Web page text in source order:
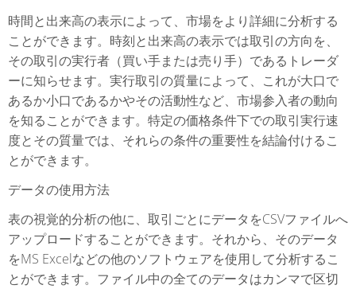
時間と出来高の表示によって、市場をより詳細に分析する
ことができます。時刻と出来高の表示では取引の方向を、
その取引の実行者（買い手または売り手）であるトレーダ
ーに知らせます。実行取引の質量によって、これが大口で
あるか小口であるかやその活動性など、市場参入者の動向
を知ることができます。特定の価格条件下での取引実行速
度とその質量では、それらの条件の重要性を結論付けるこ
とができます。
データの使用方法
表の視覚的分析の他に、取引ごとにデータをCSVファイルへ
アップロードすることができます。それから、そのデータ
をMS Excelなどの他のソフトウェアを使用して分析するこ
とができます。ファイル中の全てのデータはカンマで区切